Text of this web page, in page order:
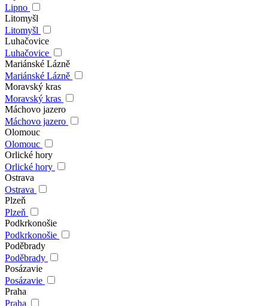
Lipno
Litomyšl
Litomyšl
Luhačovice
Luhačovice
Mariánské Lázně
Mariánské Lázně
Moravský kras
Moravský kras
Máchovo jazero
Máchovo jazero
Olomouc
Olomouc
Orlické hory
Orlické hory
Ostrava
Ostrava
Plzeň
Plzeň
Podkrkonošie
Podkrkonošie
Poděbrady
Poděbrady
Posázavie
Posázavie
Praha
Praha